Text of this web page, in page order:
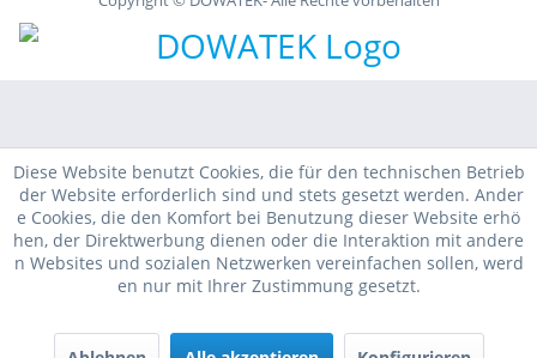
Diese Website benutzt Cookies, die für den technischen Betrieb
der Website erforderlich sind und stets gesetzt werden. Ander
e Cookies, die den Komfort bei Benutzung dieser Website erhö
hen, der Direktwerbung dienen oder die Interaktion mit andere
n Websites und sozialen Netzwerken vereinfachen sollen, werd
en nur mit Ihrer Zustimmung gesetzt.